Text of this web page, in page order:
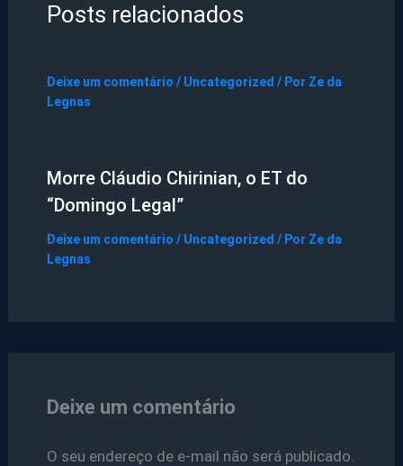
Posts relacionados
Deixe um comentário / Uncategorized / Por Ze da
Legnas
Morre Cláudio Chirinian, o ET do
“Domingo Legal”
Deixe um comentário / Uncategorized / Por Ze da
Legnas
Deixe um comentário
O seu endereço de e-mail não será publicado.